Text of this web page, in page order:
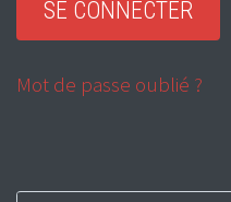
Mot de passe oublié ?